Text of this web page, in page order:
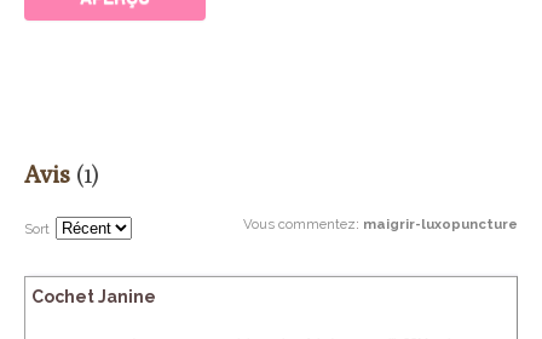
Avis (1)
Vous commentez: maigrir-luxopuncture
Sort
Cochet Janine